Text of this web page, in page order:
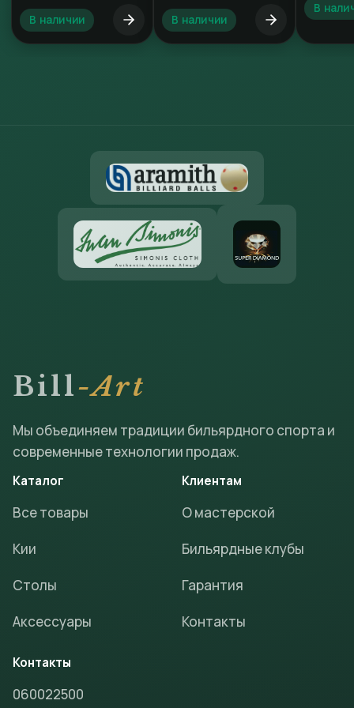
В наличии В наличии
В
Bill-Art
Мы объединяем традиции бильярдного спорта и
современные технологии продаж.
Каталог
Все товары
Кии
Столы
Аксессуары
Клиентам
О мастерской
Бильярдные клубы
Гарантия
Контакты
Контакты
060022500